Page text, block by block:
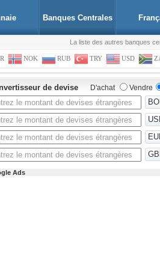
Banques Centrales
La liste des autres banques
NOK RUB TRY USD
de devise D'achat Vendre
Ads